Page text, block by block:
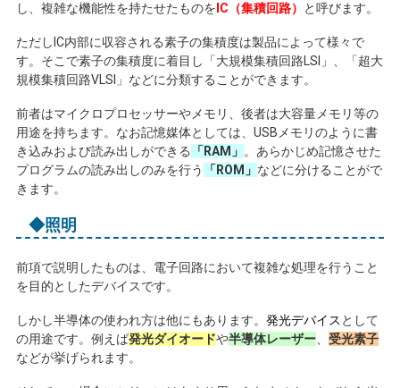
し、複雑な機能性を持たせたものを IC（集積回路） と呼びます。
ただし IC内部に収容される素子の集積度は製品によって様々で
す。そこで素子の集積度に着目し「大規模集積回路 LSI 」、「超大
規模集積回路VLSI 」などに分類することができます。
前者はマイクロプロセッサーやメモリ、後者は大容量メモリ等の
用途を持ちます。なお記憶媒体としては、 USB メモリのように書
き込みおよび読み出しができる
「RAM」 。あらかじめ記憶させた
プログラムの読み出しのみを行う
「ROM」 などに分けることがで
きます。
◆照明
前項で説明したものは、電子回路において複雑な処理を行うこと
を目的としたデバイスです。
しかし半導体の使われ方は他にもあります。 発光デバイス として
の用途です。例えば発光ダイオードや半導体レーザー、 受光素子
などが挙げられます。